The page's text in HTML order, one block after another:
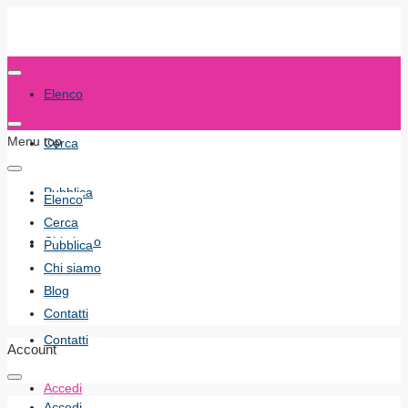
Elenco
Cerca
Pubblica
Chi siamo
Blog
Contatti
Accedi
Menu top
Elenco
Cerca
Pubblica
Chi siamo
Blog
Contatti
Account